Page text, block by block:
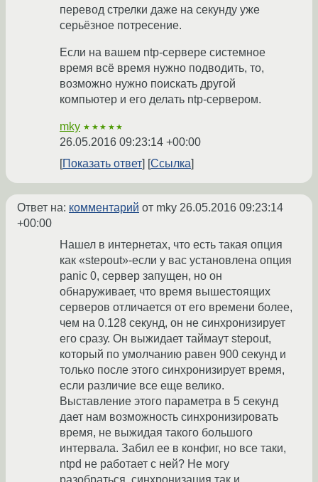
перевод стрелки даже на секунду уже
серьёзное потресение.
Если на вашем ntp-сервере системное
время всё время нужно подводить, то,
возможно нужно поискать другой
компьютер и его делать ntp-сервером.
mky ★★★★★
26.05.2016 09:23:14 +00:00
Показать ответ
Ссылка
Ответ на: комментарий от mky 26.05.2016 09:23:14
+00:00
Нашел в интернетах, что есть такая опция
как «stepout»-если у вас установлена опция
panic 0, сервер запущен, но он
обнаруживает, что время вышестоящих
серверов отличается от его времени более,
чем на 0.128 секунд, он не синхронизирует
его сразу. Он выжидает таймаут stepout,
который по умолчанию равен 900 секунд и
только после этого синхронизирует время,
если различие все еще велико.
Выставление этого параметра в 5 секунд
дает нам возможность синхронизировать
время, не выжидая такого большого
интервала. Забил ее в конфиг, но все таки,
ntpd не работает с ней? Не могу